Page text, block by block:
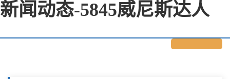
新闻动态-5845威尼斯达人